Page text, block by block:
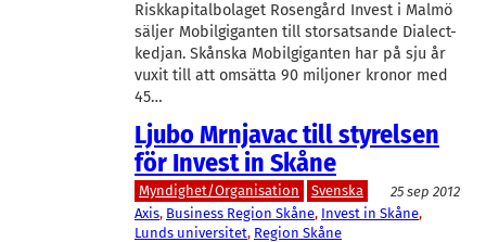
Riskkapitalbolaget Rosengård Invest i Malmö
säljer Mobilgiganten till storsatsande Dialect-
kedjan. Skånska Mobilgiganten har på sju år
vuxit till att omsätta 90 miljoner kronor med
45…
Ljubo Mrnjavac till styrelsen
för Invest in Skåne
Myndighet/Organisation Svenska
25 sep 2012
Axis, Business Region Skåne, Invest in Skåne
Lunds universitet, Region Skåne